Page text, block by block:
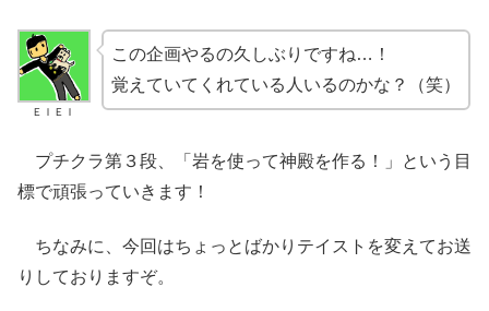
ＥＩＥＩ
この企画やるの久しぶりですね…！
覚えていてくれている人いるのかな？（笑）
プチクラ第３段、「岩を使って神殿を作る！」という目
標で頑張っていきます！
ちなみに、今回はちょっとばかりテイストを変えてお送
りしておりますぞ。